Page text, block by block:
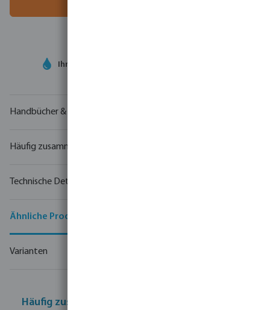
Ihr
Handbücher & Zeichnungen
Häufig zusammen gekauft
Technische Details
Ähnliche Produkte
Varianten
Häufig zusammen gekauft